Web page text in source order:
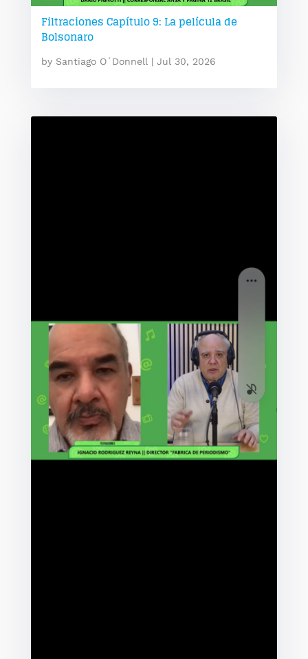
Filtraciones Capítulo 9: La película de
Bolsonaro
by Santiago O´Donnell | Jul 30, 2026